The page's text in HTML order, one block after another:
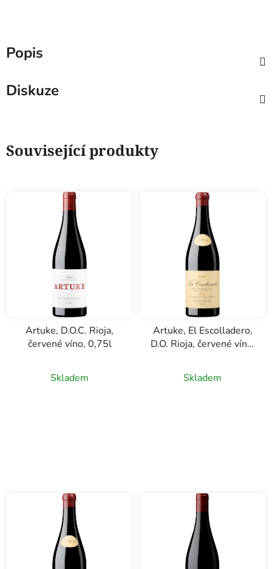
Popis
Diskuze
Související produkty
Artuke, D.O.C. Rioja,
červené víno, 0,75l
Skladem
Artuke, El Escolladero,
D.O. Rioja, červené víno,
Skladem